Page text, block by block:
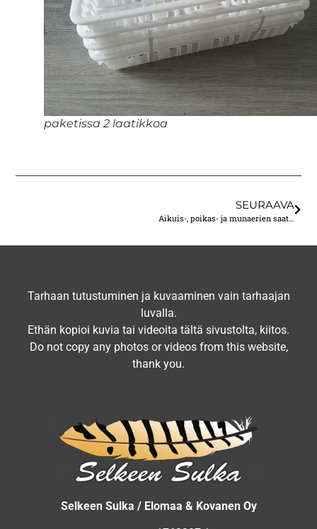
paketissa 2 laatikkoa
SEURAAVA
Aikuis-, poikas- ja munaerien saatavuus
Tarhaan tutustuminen ja kuvaaminen vain tarhaajan
luvalla.
Ethän kopioi kuvia tai videoita tältä sivustolta, kiitos.
Do not copy any photos or videos from this website,
thank you.
Selkeen Sulka / Elomaa & Kovanen Oy